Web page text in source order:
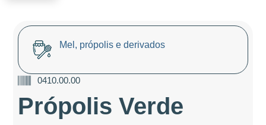
Mel, própolis e derivados
0410.00.00
Própolis Verde